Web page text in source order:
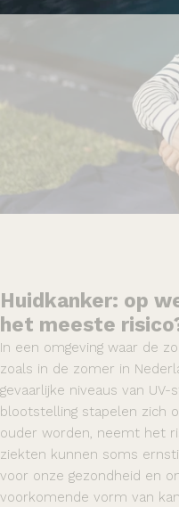
Huidkanker: op
het meeste
In een omgeving waar de
zoals in de zomer in
gevaarlijke niveaus van
blootstelling stapelen zich
ouder worden, neemt het
ziekten kunnen soms
voor onze gezondheid en
voorkomende vorm van